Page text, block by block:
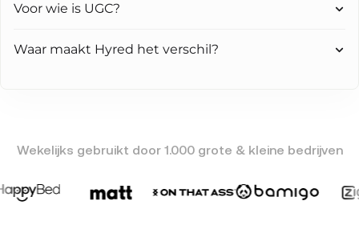
Voor wie is UGC?
Waar maakt Hyred het verschil?
Wekelijks gebruikt door 1.000 grote & kleine bedrijven